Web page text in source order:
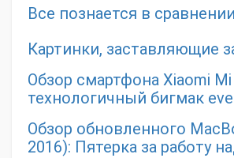
Все познается в сравнении
Картинки, заставляющие
Обзор смартфона Xiaomi
технологичный бигмак
Обзор обновленного
2016): Пятерка за работу